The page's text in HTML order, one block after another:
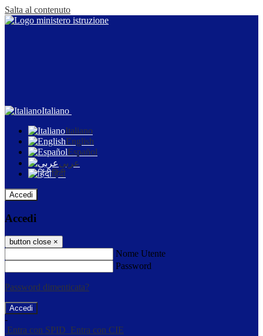
Salta al contenuto
Italiano
Italiano
English
Español
عربى
हिंदी
Accedi
Accedi
button close ×
Nome Utente
Password
Password dimenticata?
-
Entra con SPID Entra con CIE